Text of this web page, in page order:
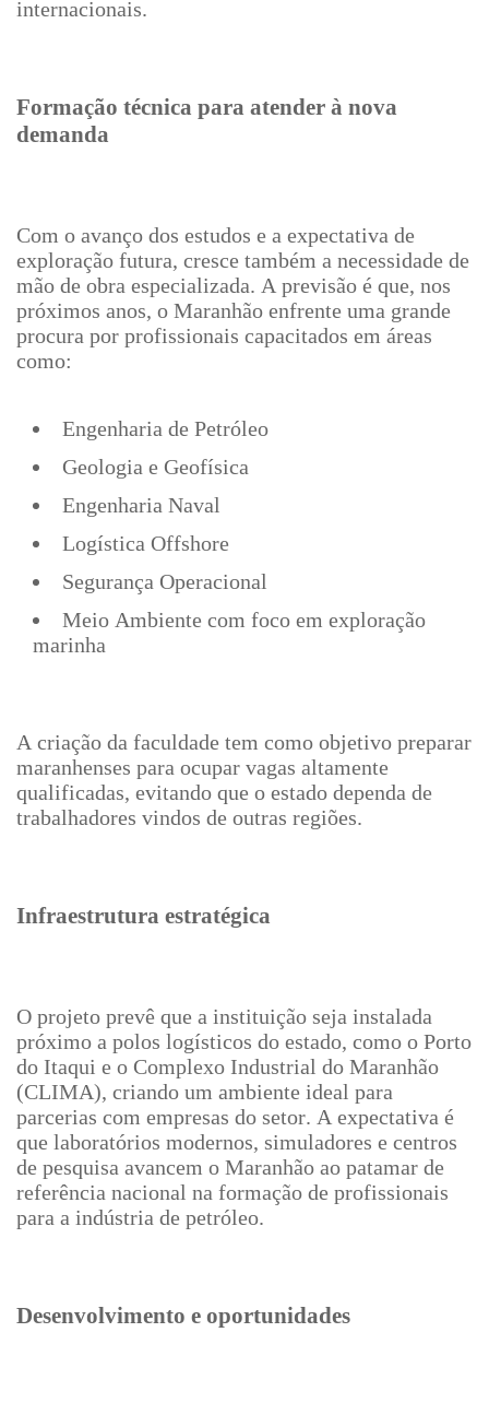
internacionais.
Formação técnica para atender à nova
demanda
Com o avanço dos estudos e a expectativa de
exploração futura, cresce também a necessidade de
mão de obra especializada. A previsão é que, nos
próximos anos, o Maranhão enfrente uma grande
procura por profissionais capacitados em áreas
como:
Engenharia de Petróleo
Geologia e Geofísica
Engenharia Naval
Logística Offshore
Segurança Operacional
Meio Ambiente com foco em exploração
marinha
A criação da faculdade tem como objetivo preparar
maranhenses para ocupar vagas altamente
qualificadas, evitando que o estado dependa de
trabalhadores vindos de outras regiões.
Infraestrutura estratégica
O projeto prevê que a instituição seja instalada
próximo a polos logísticos do estado, como o Porto
do Itaqui e o Complexo Industrial do Maranhão
(CLIMA), criando um ambiente ideal para
parcerias com empresas do setor. A expectativa é
que laboratórios modernos, simuladores e centros
de pesquisa avancem o Maranhão ao patamar de
referência nacional na formação de profissionais
para a indústria de petróleo.
Desenvolvimento e oportunidades